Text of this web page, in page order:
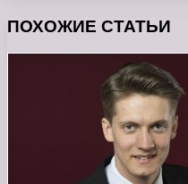
ПОХОЖИЕ СТАТЬИ